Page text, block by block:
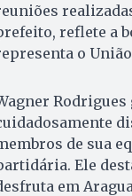
reflete a
o
de sua
Ele
em